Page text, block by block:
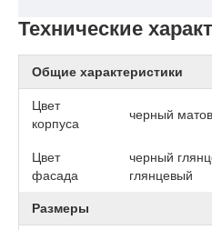
Технические
Общие характеристики
Цвет
корпуса
черный
Цвет
фасада
черный
глянцевый
Размеры